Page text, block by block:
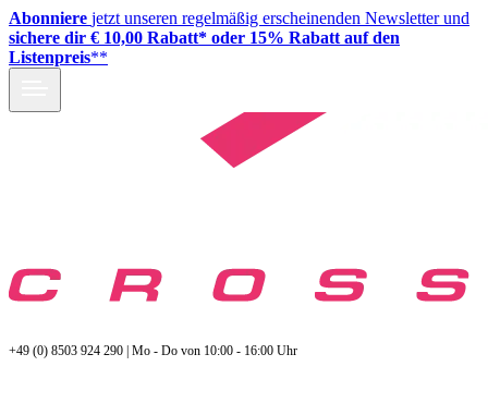
Abonniere jetzt unseren regelmäßig erscheinenden Newsletter und
sichere dir € 10,00 Rabatt* oder 15% Rabatt auf den
Listenpreis**
+49 (0) 8503 924 290 | Mo - Do von 10:00 - 16:00 Uhr